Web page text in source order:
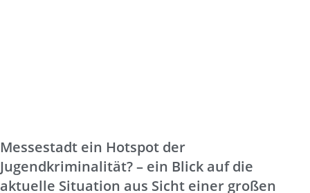
Messestadt ein Hotspot der
Jugendkriminalität? – ein Blick auf die
aktuelle Situation aus Sicht einer großen